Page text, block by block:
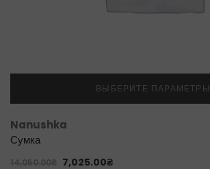
ВЫБЕРИТЕ ПАРАМЕТРЫ
Nanushka
Сумка
14,050.00₴ 7,025.00₴